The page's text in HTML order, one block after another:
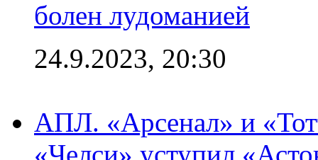
болен лудоманией
24.9.2023, 20:30
АПЛ. «Арсенал» и
«Челси» уступил